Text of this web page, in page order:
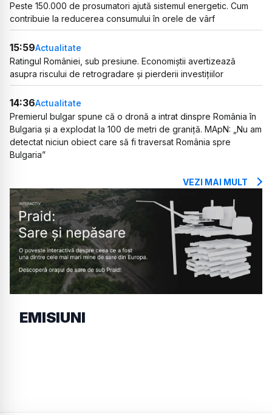
Peste 150.000 de prosumatori ajută sistemul energetic. Cum
contribuie la reducerea consumului în orele de vârf
15:59Actualitate
Ratingul României, sub presiune. Economiștii avertizează
asupra riscului de retrogradare și pierderii investițiilor
14:36Actualitate
Premierul bulgar spune că o dronă a intrat dinspre România în
Bulgaria și a explodat la 100 de metri de graniță. MApN: „Nu am
detectat niciun obiect care să fi traversat România spre
Bulgaria”
VEZI MAI MULT
EMISIUNI